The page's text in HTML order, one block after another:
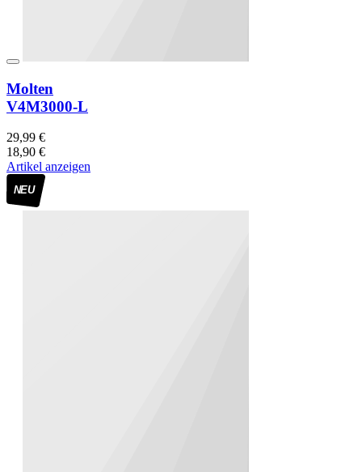
Molten
V4M3000-L
29,99 €
18,90 €
Artikel anzeigen
NEU